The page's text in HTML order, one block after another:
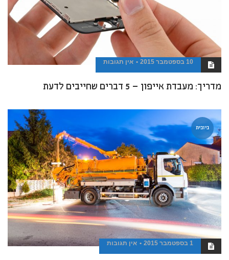
10 בספטמבר 2015 אין תגובות
מדריך: מעבדת אייפון – 5 דברים שחייבים לדעת
ביובית
1 בספטמבר 2015 אין תגובות